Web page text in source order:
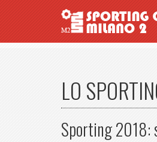
LO
Sporting 2018: